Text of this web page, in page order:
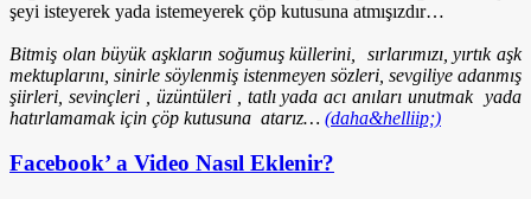
şeyi isteyerek yada istemeyerek çöp kutusuna atmışızdır…
Bitmiş olan büyük aşkların soğumuş küllerini, sırlarımızı, yırtık aşk
mektuplarını, sinirle söylenmiş istenmeyen sözleri, sevgiliye adanmış
şiirleri, sevinçleri , üzüntüleri , tatlı yada acı anıları unutmak yada
hatırlamamak için çöp kutusuna atarız… (daha&helliip;)
Facebook’ a Video Nasıl Eklenir?